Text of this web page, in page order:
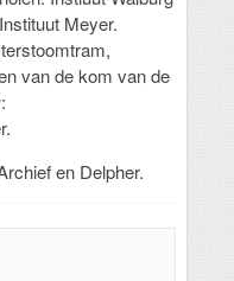
Meyer.
van de kom van de
en Delpher.